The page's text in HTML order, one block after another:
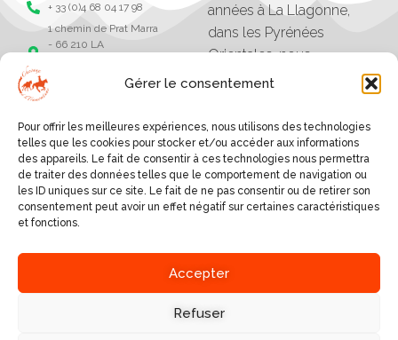
Gérer le consentement
Pour offrir les meilleures expériences, nous utilisons des technologies
telles que les cookies pour stocker et/ou accéder aux informations
des appareils. Le fait de consentir à ces technologies nous permettra
de traiter des données telles que le comportement de navigation ou
les ID uniques sur ce site. Le fait de ne pas consentir ou de retirer son
consentement peut avoir un effet négatif sur certaines caractéristiques
et fonctions.
Accepter
Refuser
+ 33 (0)4 68 04 17 98
1 chemin de Prat Marra
- 66 210 LA
Pyrénées Orientales
Chevaux de la
tramontane
années à La Llagonne,
dans les Pyrénées
Orientales, nous
organisons des balades,
cheval.
Les excursions vont
d'une heure à plusieurs
jours, et sont organisés
selon le niveau des
A PROPOS
SERVICES
BALADES AUTOUR DU
VILLAGE